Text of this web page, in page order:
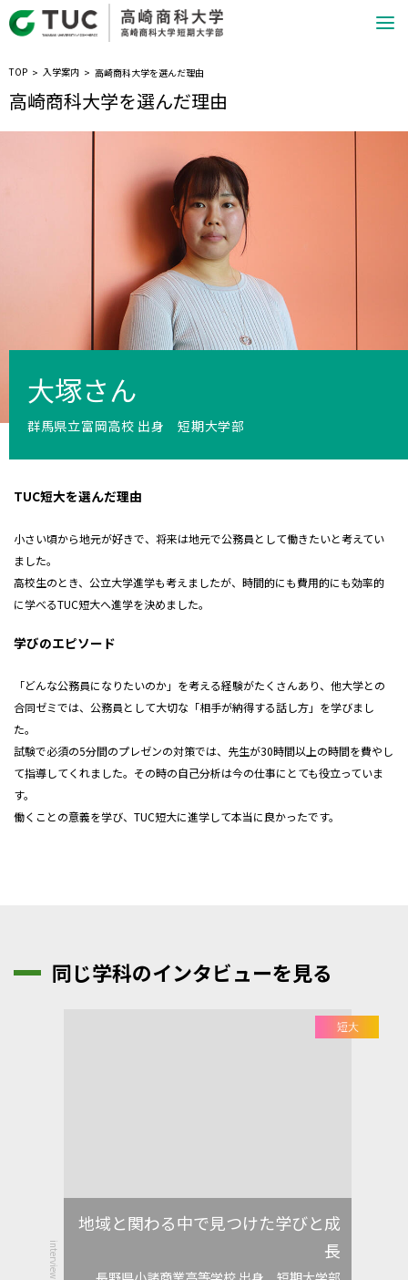
TOP 入学案内 高崎商科大学を選んだ理由
高崎商科大学を選んだ理由
大塚さん
群馬県立富岡高校 出身 短期大学部
TUC短大を選んだ理由
小さい頃から地元が好きで、将来は地元で公務員として働きたいと考えてい
ました。
高校生のとき、 公立大学進学も考えましたが、時間的にも費用的にも効率的
に学べるTUC短大へ進学を決めました。
学びのエピソード
「どんな公務員になりたいのか」を考える経験がたくさんあり、他大学との
合同ゼミでは、公務員として大切な「相手が納得する話し方」を学びまし
た。
試験で必須の5分間のプレゼンの対策では、先生が30時間以上の時間を費やし
て指導してくれました。その時の自己分析は今の仕事にとても役立っていま
す。
働くことの意義を学び、TUC短大に進学して本当に良かったです。
同じ学科のインタビューを見る
地域と関わる中で見つけた学びと成
長